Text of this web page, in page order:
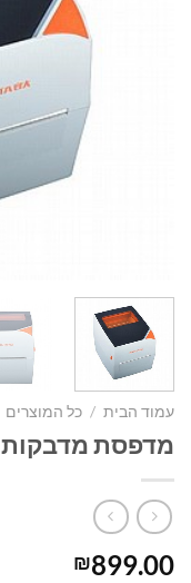
עמוד הבית / כל המוצרים
מדפסת מדבקות RONGTA RP411-USE
₪899.00